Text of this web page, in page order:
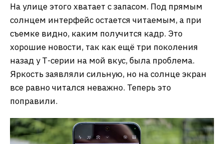
На улице этого хватает с запасом. Под прямым
солнцем интерфейс остается читаемым, а при
съемке видно, каким получится кадр. Это
хорошие новости, так как ещё три поколения
назад у Т-серии на мой вкус, была проблема.
Яркость заявляли сильную, но на солнце экран
все равно читался неважно. Теперь это
поправили.